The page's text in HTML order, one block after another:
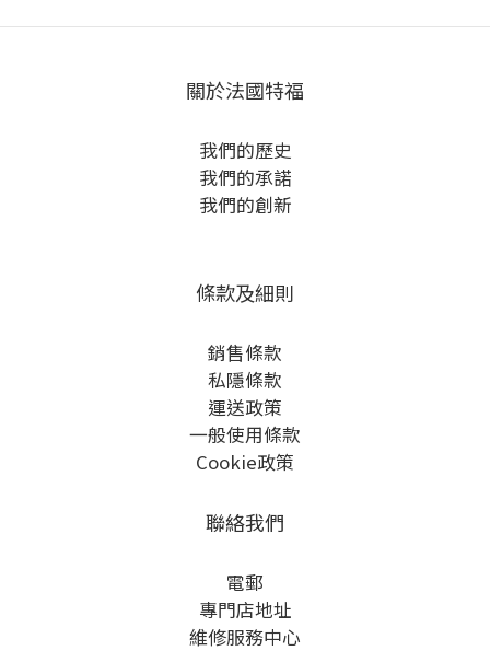
關於法國特福
我們的歷史
我們的承諾
我們的創新
條款及細則
銷售條款
私隱條款
運送政策
一般使用條款
Cookie政策
聯絡我們
電郵
專門店地址
維修服務中心